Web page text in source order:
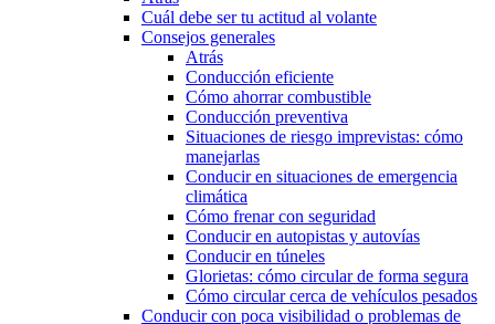
Cuál debe ser tu actitud al volante
Consejos generales
Atrás
Conducción eficiente
Cómo ahorrar combustible
Conducción preventiva
Situaciones de riesgo imprevistas: cómo
manejarlas
Conducir en situaciones de emergencia
climática
Cómo frenar con seguridad
Conducir en autopistas y autovías
Conducir en túneles
Glorietas: cómo circular de forma segura
Cómo circular cerca de vehículos pesados
Conducir con poca visibilidad o problemas de